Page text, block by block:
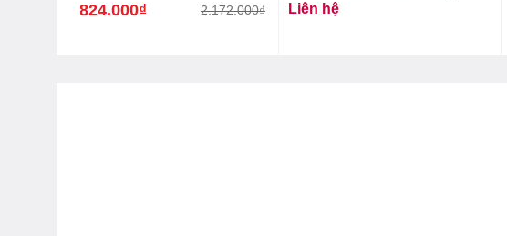
2.172.000₫
Giá
1.824.000₫
Giá
Liên hệ